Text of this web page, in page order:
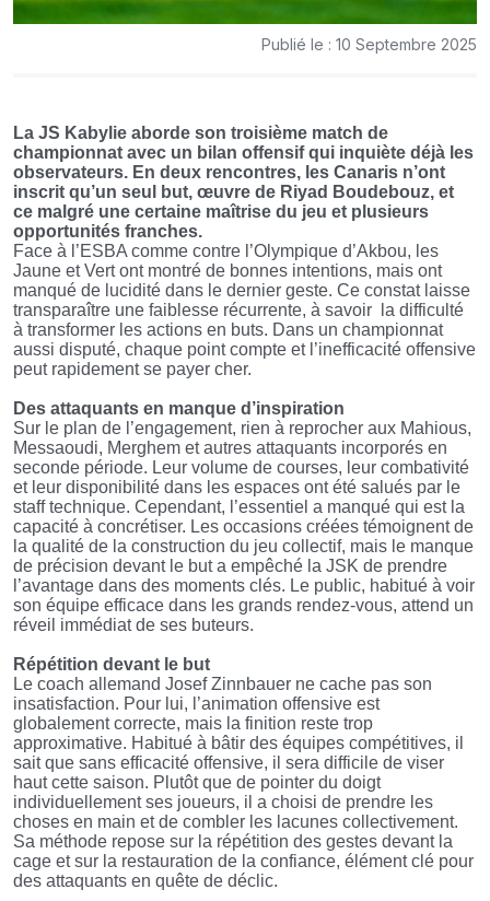
Publié le : 10 Septembre 2025
La JS Kabylie aborde son troisième match de
championnat avec un bilan offensif qui inquiète déjà les
observateurs. En deux rencontres, les Canaris n’ont
inscrit qu’un seul but, œuvre de Riyad Boudebouz, et
ce malgré une certaine maîtrise du jeu et plusieurs
opportunités franches.
Face à l’ESBA comme contre l’Olympique d’Akbou, les
Jaune et Vert ont montré de bonnes intentions, mais ont
manqué de lucidité dans le dernier geste. Ce constat laisse
transparaître une faiblesse récurrente, à savoir
la difficulté
à transformer les actions en buts. Dans un championnat
aussi disputé, chaque point compte et l’inefficacité offensive
peut rapidement se payer cher.
Des attaquants en manque d’inspiration
Sur le plan de l’engagement, rien à reprocher aux Mahious,
Messaoudi, Merghem et autres attaquants incorporés en
seconde période. Leur volume de courses, leur combativité
et leur disponibilité dans les espaces ont été salués par le
staff technique. Cependant, l’essentiel a manqué qui est la
capacité à concrétiser. Les occasions créées témoignent de
la qualité de la construction du jeu collectif, mais le manque
de précision devant le but a empêché la JSK de prendre
l’avantage dans des moments clés. Le public, habitué à voir
son équipe efficace dans les grands rendez-vous, attend un
réveil immédiat de ses buteurs.
Répétition devant le but
Le coach allemand Josef Zinnbauer ne cache pas son
insatisfaction. Pour lui, l’animation offensive est
globalement correcte, mais la finition reste trop
approximative. Habitué à bâtir des équipes compétitives, il
sait que sans efficacité offensive, il sera difficile de viser
haut cette saison. Plutôt que de pointer du doigt
individuellement ses joueurs, il a choisi de prendre les
choses en main et de combler les lacunes collectivement.
Sa méthode repose sur la répétition des gestes devant la
cage et sur la restauration de la confiance, élément clé pour
des attaquants en quête de déclic.